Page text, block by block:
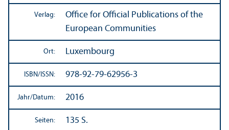
Verlag:
Office for Official Publications of the
European Communities
Ort: Luxembourg
ISBN/ ISSN: 978-92-79-62956-3
Jahr/Datum: 2016
Seiten: 135 S.